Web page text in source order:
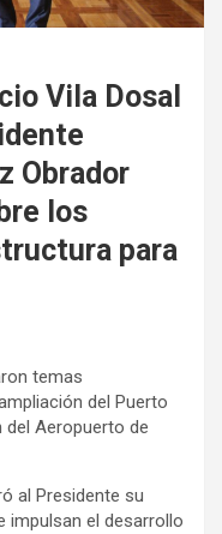
Vila Dosal
Obrador
los
para
temas
del Puerto
del Aeropuerto de
al Presidente su
impulsan el desarrollo